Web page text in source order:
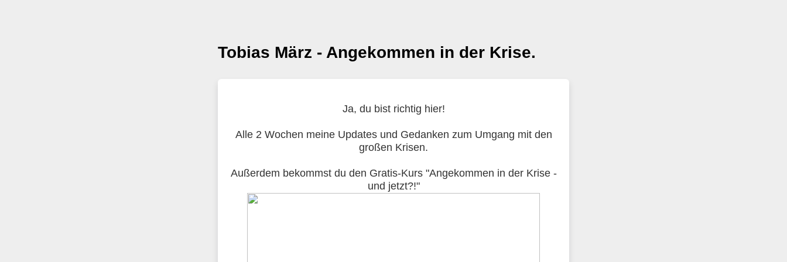
Tobias März - Angekommen in der Krise.
Ja, du bist richtig hier!
Alle 2 Wochen meine Updates und Gedanken zum Umgang mit den
großen Krisen.
Außerdem bekommst du den Gratis-Kurs "Angekommen in der Krise -
und jetzt?!"